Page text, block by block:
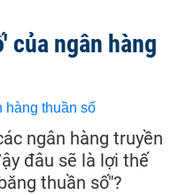
của ngân hàng
ngân hàng truyền
đâu sẽ là lợi thế
thuần số"?